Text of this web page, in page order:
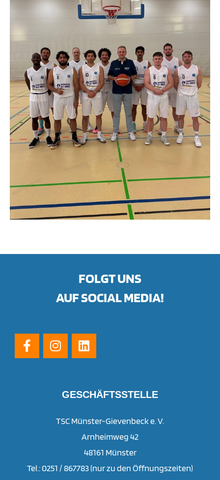
FOLGT UNS
AUF SOCIAL MEDIA!
GESCHÄFTSSTELLE
TSC Münster-Gievenbeck e. V.
Arnheimweg 42
48161 Münster
Tel.: 0251 / 867783 (nur zu den Öffnungszeiten)